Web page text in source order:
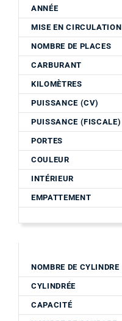
ANNÉE
MISE EN CIRCULATION
NOMBRE DE PLACES
CARBURANT
KILOMÈTRES
PUISSANCE (CV)
PUISSANCE (FISCALE)
PORTES
COULEUR
INTÉRIEUR
EMPATTEMENT
NOMBRE DE CYLINDRE
CYLINDRÉE
CAPACITÉ